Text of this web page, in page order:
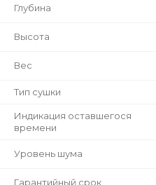
Глубина
Высота
Вес
Тип сушки
Индикация оставшегося
времени
Уровень шума
Гарантийный срок